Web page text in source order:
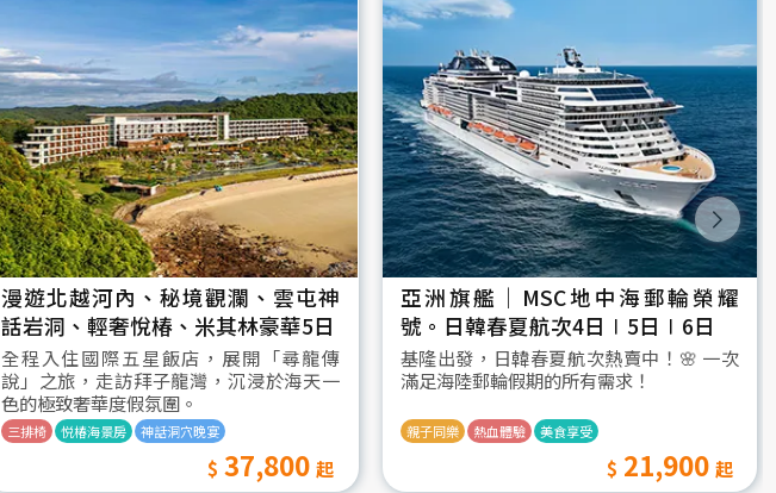
漫遊北越河內、秘境觀瀾、雲屯神
話岩洞、輕奢悅椿、米其林豪華5日
全程入住國際五星飯店，展開「尋龍傳
說」之旅，走訪拜子龍灣，沉浸於海天一
色的極致奢華度假氛圍。
三排椅 悦椿海景房 神話洞穴晚宴
37,800
亞洲旗艦｜MSC地中海郵輪榮耀
號。日韓春夏航次4日∣5日∣6日
基隆出發，日韓春夏航次熱賣中！🌸 一次
滿足海陸郵輪假期的所有需求！
親子同樂 熱血體驗 美食享受
21,900